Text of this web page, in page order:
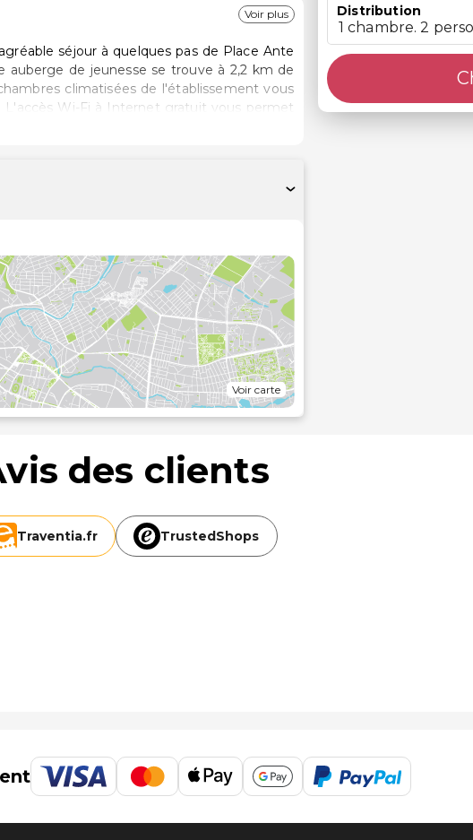
Voir plus
séjour à quelques pas de Place Ante
climatisées de l'établissement vous
Wi-Fi à Internet gratuit vous permet
est assuré par des chaînes par satellite.
et équipements sont fournis sur demande,
ou dans un des un café de cette
sur place un bar / salon. Un petit déjeuner
11 h 00 moyennant un supplément..Les
le hall, une réception ouverte 24 heures
l'aéroport est disponible en échange d'un
de kilomètre près
: Zagreb (ZAG).
Voir carte
Distribution
1 chambre. 2
des clients
Traventia.fr TrustedShops